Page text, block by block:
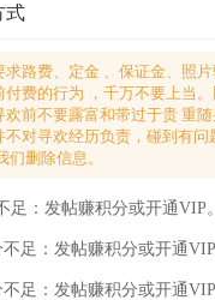
式
求路费、定金 、保证金、照
付费的行为 ，千万不要上当
欢前不要露富和带过于贵 重
不对寻欢经历负责，碰到有问
们删除信息。
足：发帖赚积分或开通VIP。
足：发帖赚积分或开通VIP
足：发帖赚积分或开通VIP